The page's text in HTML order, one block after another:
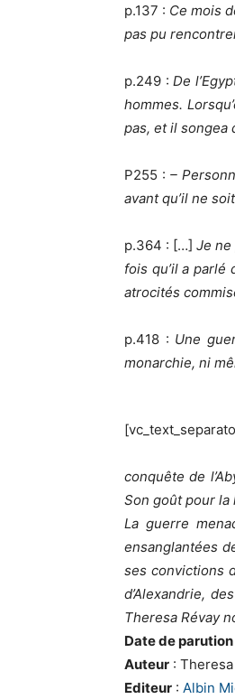
p.137 : Ce mois
pas pu
p.249 :De
hommes.
pas, et il songea
P255 : –
avant qu’il ne
p.364 : […] Je ne
fois qu’il a
atrocités
p.418 : Une
monarchie, ni
conquête de
Son goût pour la
La guerre
ensanglantées
ses convictions
d’Alexandrie,
Theresa Révay
Date de parution
Auteur :
Editeur : Albin